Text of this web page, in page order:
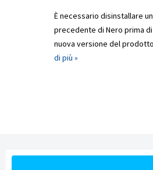
È necessario disinstallare
precedente di Nero prima
nuova versione del
di più »